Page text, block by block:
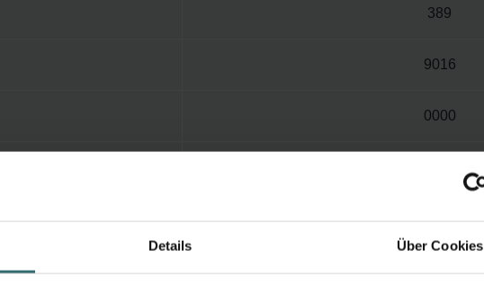
Details Über Cookies
389
9016
0000
S012
1/2"